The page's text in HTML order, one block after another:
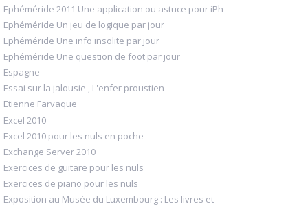
Ephéméride 2011 Une application ou astuce pour iPh
Ephéméride Un jeu de logique par jour
Ephéméride Une info insolite par jour
Ephéméride Une question de foot par jour
Espagne
Essai sur la jalousie , L'enfer proustien
Etienne Farvaque
Excel 2010
Excel 2010 pour les nuls en poche
Exchange Server 2010
Exercices de guitare pour les nuls
Exercices de piano pour les nuls
Exposition au Musée du Luxembourg : Les livres et